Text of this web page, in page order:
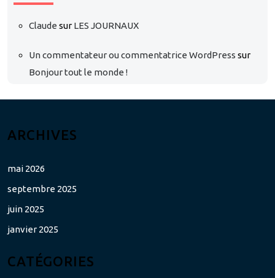
Claude sur LES JOURNAUX
Un commentateur ou commentatrice WordPress sur
Bonjour tout le monde !
ARCHIVES
mai 2026
septembre 2025
juin 2025
janvier 2025
CATÉGORIES